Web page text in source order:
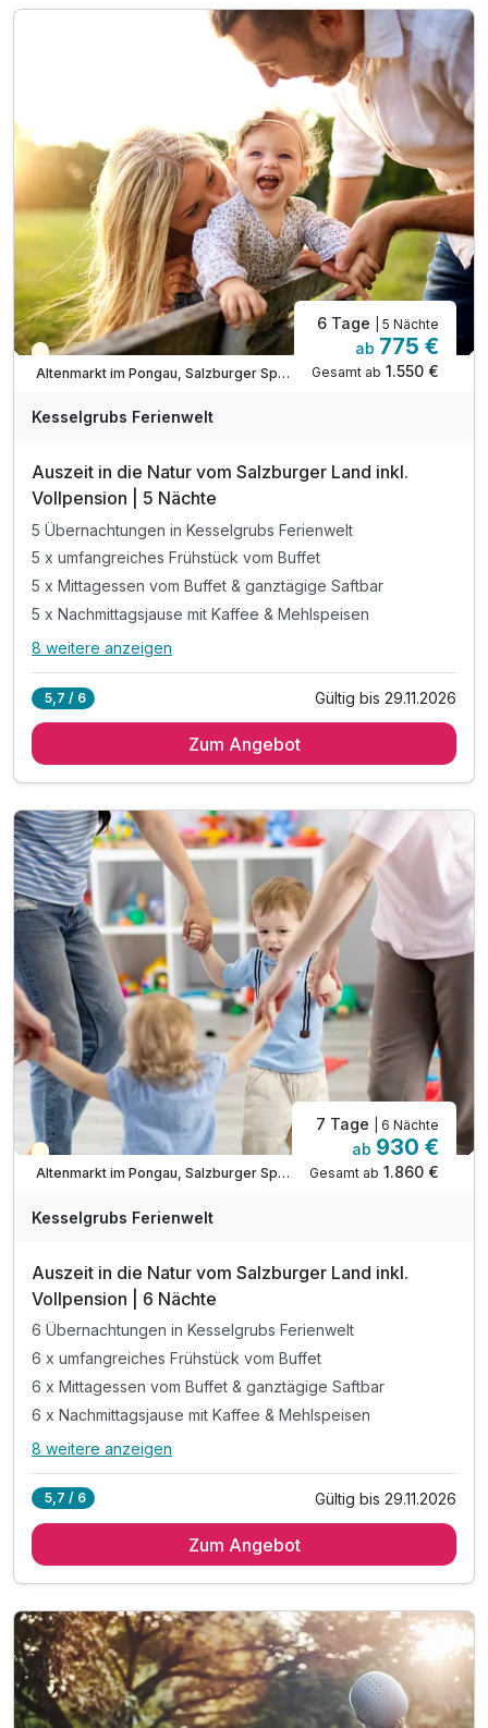
4 x 5-Gang.Verwöhn.Menü. mit 3 Wahlmöglichkeiten
inkl. Kesselgrubs kleine, feine Wellnesswelt
inkl. Kesselgrubs Gesundheitswelt mit Vitaminkorb
inkl. Kesselgrubs Badetasche & Bademantel
inkl. Kesselgrubs.Abend.Bar. „s’Kessei“
inkl. Kesselinos Kinderwelt*
inkl. Kesselinos Kinderclub mit Bastelwerkstatt
inkl. Kesselinos Kinder.Abenteuer.Land im Freien
Teilweise ausgelastet
Altenmarkt im Pongau, Salzburger Sportwelt
6 Tage | 5 Nächte
ab 775 €
Gesamt ab 1.550 €
Kesselgrubs Ferienwelt
Auszeit in die Natur vom Salzburger Land inkl.
Vollpension | 5 Nächte
5 Übernachtungen in Kesselgrubs Ferienwelt
5 x umfangreiches Frühstück vom Buffet
5 x Mittagessen vom Buffet & ganztägige Saftbar
5 x Nachmittagsjause mit Kaffee & Mehlspeisen
Alle Inklusivleistungen
5 x umfangreiches Frühstück vom Buffet
5 x 5-Gang.Verwöhn.Menü. mit 3 Wahlmöglichkeiten
inkl. Kesselgrubs kleine, feine Wellnesswelt
inkl. Kesselgrubs Gesundheitswelt mit Vitaminkorb
inkl. Kesselgrubs Badetasche & Bademantel
inkl. Kesselgrubs.Abend.Bar. „s’Kessei“
inkl. Kesselinos Kinderwelt*
inkl. Kesselinos Kinderclub mit Bastelwerkstatt
inkl. Kesselinos Kinder.Abenteuer.Land im Freien
8 weitere anzeigen
5,7 / 6 Gültig bis 29.11.2026
Zum Angebot
Teilweise ausgelastet
Altenmarkt im Pongau, Salzburger Sportwelt
7 Tage | 6 Nächte
ab 930 €
Gesamt ab 1.860 €
Kesselgrubs Ferienwelt
Auszeit in die Natur vom Salzburger Land inkl.
Vollpension | 6 Nächte
6 Übernachtungen in Kesselgrubs Ferienwelt
6 x umfangreiches Frühstück vom Buffet
6 x Mittagessen vom Buffet & ganztägige Saftbar
6 x Nachmittagsjause mit Kaffee & Mehlspeisen
Alle Inklusivleistungen
6 x umfangreiches Frühstück vom Buffet
6 x 5-Gang.Verwöhn.Menü. mit 3 Wahlmöglichkeiten
inkl. Kesselgrubs kleine, feine Wellnesswelt
inkl. Kesselgrubs Gesundheitswelt mit Vitaminkorb
inkl. Kesselgrubs Badetasche & Bademantel
8 weitere anzeigen
5,7 / 6 Gültig bis 29.11.2026
Zum Angebot